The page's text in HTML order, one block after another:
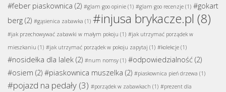
#feber piaskownica (2) #glam goo opinie (1) #glam goo recenzje (1) #gokart
berg (2) #gąsienica zabawka (1) #injusa brykacze.pl (8)
#jak przechowywać zabawki w małym pokoju (1) #jak utrzymać porządek w
mieszkaniu (1) #jak utrzymać porządek w pokoju zapytaj (1) #kolekcje (1)
#nosidełka dla lalek (2) #num nomsy (1) #odpowiedzialność (2)
#osiem (2) #piaskownica muszelka (2) #piaskownica pień drzewa (1)
#pojazd na pedały (3) #porządek w zabawkach (1) #prezent dla